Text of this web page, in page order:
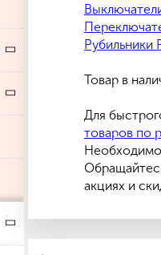
Товар в
Для
товаров по
Необходимо
акциях и